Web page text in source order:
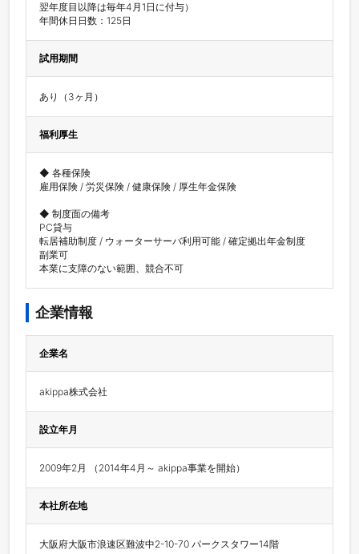
翌年度目以降は毎年4月1日に付与）
年間休日日数：125日
試用期間
あり（3ヶ月）
福利厚生
◆ 各種保険
雇用保険 / 労災保険 / 健康保険 / 厚生年金保険
◆ 制度面の備考
PC貸与
転居補助制度 / ウォーターサーバ利用可能 / 確定拠出年金制度
副業可
本業に支障のない範囲、競合不可
企業情報
企業名
akippa株式会社
設立年月
2009年2月 （2014年4月～ akippa事業を開始）
本社所在地
大阪府大阪市浪速区難波中2-10-70 パークスタワー14階